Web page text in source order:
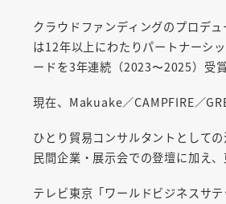
クラウドファンディングのプロデ
は12年以上にわたりパートナーシ
ードを3年連続（2023〜2025）受
現在、Makuake／CAMPFIRE／
ひとり貿易コンサルタントとして
民間企業・展示会での登壇に加え
テレビ東京「ワールドビジネスサ